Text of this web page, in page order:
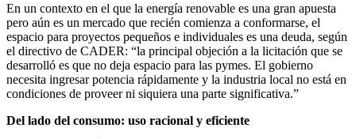
En un contexto en el que la energía renovable es una gran apuesta
pero aún es un mercado que recién comienza a conformarse, el
espacio para proyectos pequeños e individuales es una deuda, según
el directivo de CADER: “la principal objeción a la licitación que se
desarrolló es que no deja espacio para las pymes. El gobierno
necesita ingresar potencia rápidamente y la industria local no está en
condiciones de proveer ni siquiera una parte significativa.”
Del lado del consumo: uso racional y eficiente